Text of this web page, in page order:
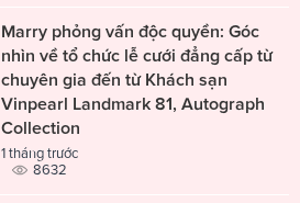
Marry phỏng vấn độc quyền: Góc
nhìn về tổ chức lễ cưới đẳng cấp từ
chuyên gia đến từ Khách sạn
Vinpearl Landmark 81, Autograph
Collection
1 tháng trước
8632